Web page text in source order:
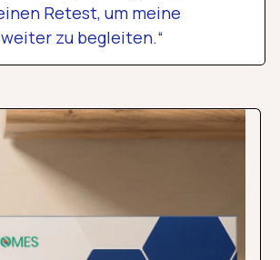
Retest, um meine
zu begleiten.“